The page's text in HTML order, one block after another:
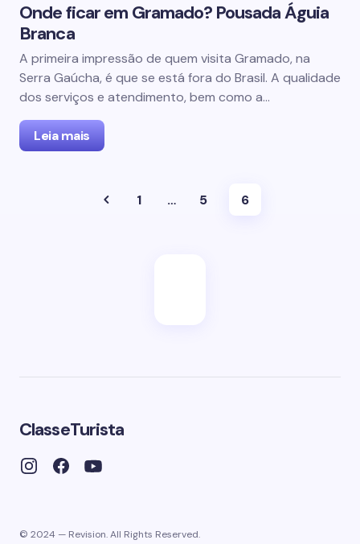
Onde ficar em Gramado? Pousada Águia
Branca
A primeira impressão de quem visita Gramado, na
Serra Gaúcha, é que se está fora do Brasil. A qualidade
dos serviços e atendimento, bem como a…
Leia mais
1 … 5 6
ClasseTurista
© 2024 — Revision. All Rights Reserved.